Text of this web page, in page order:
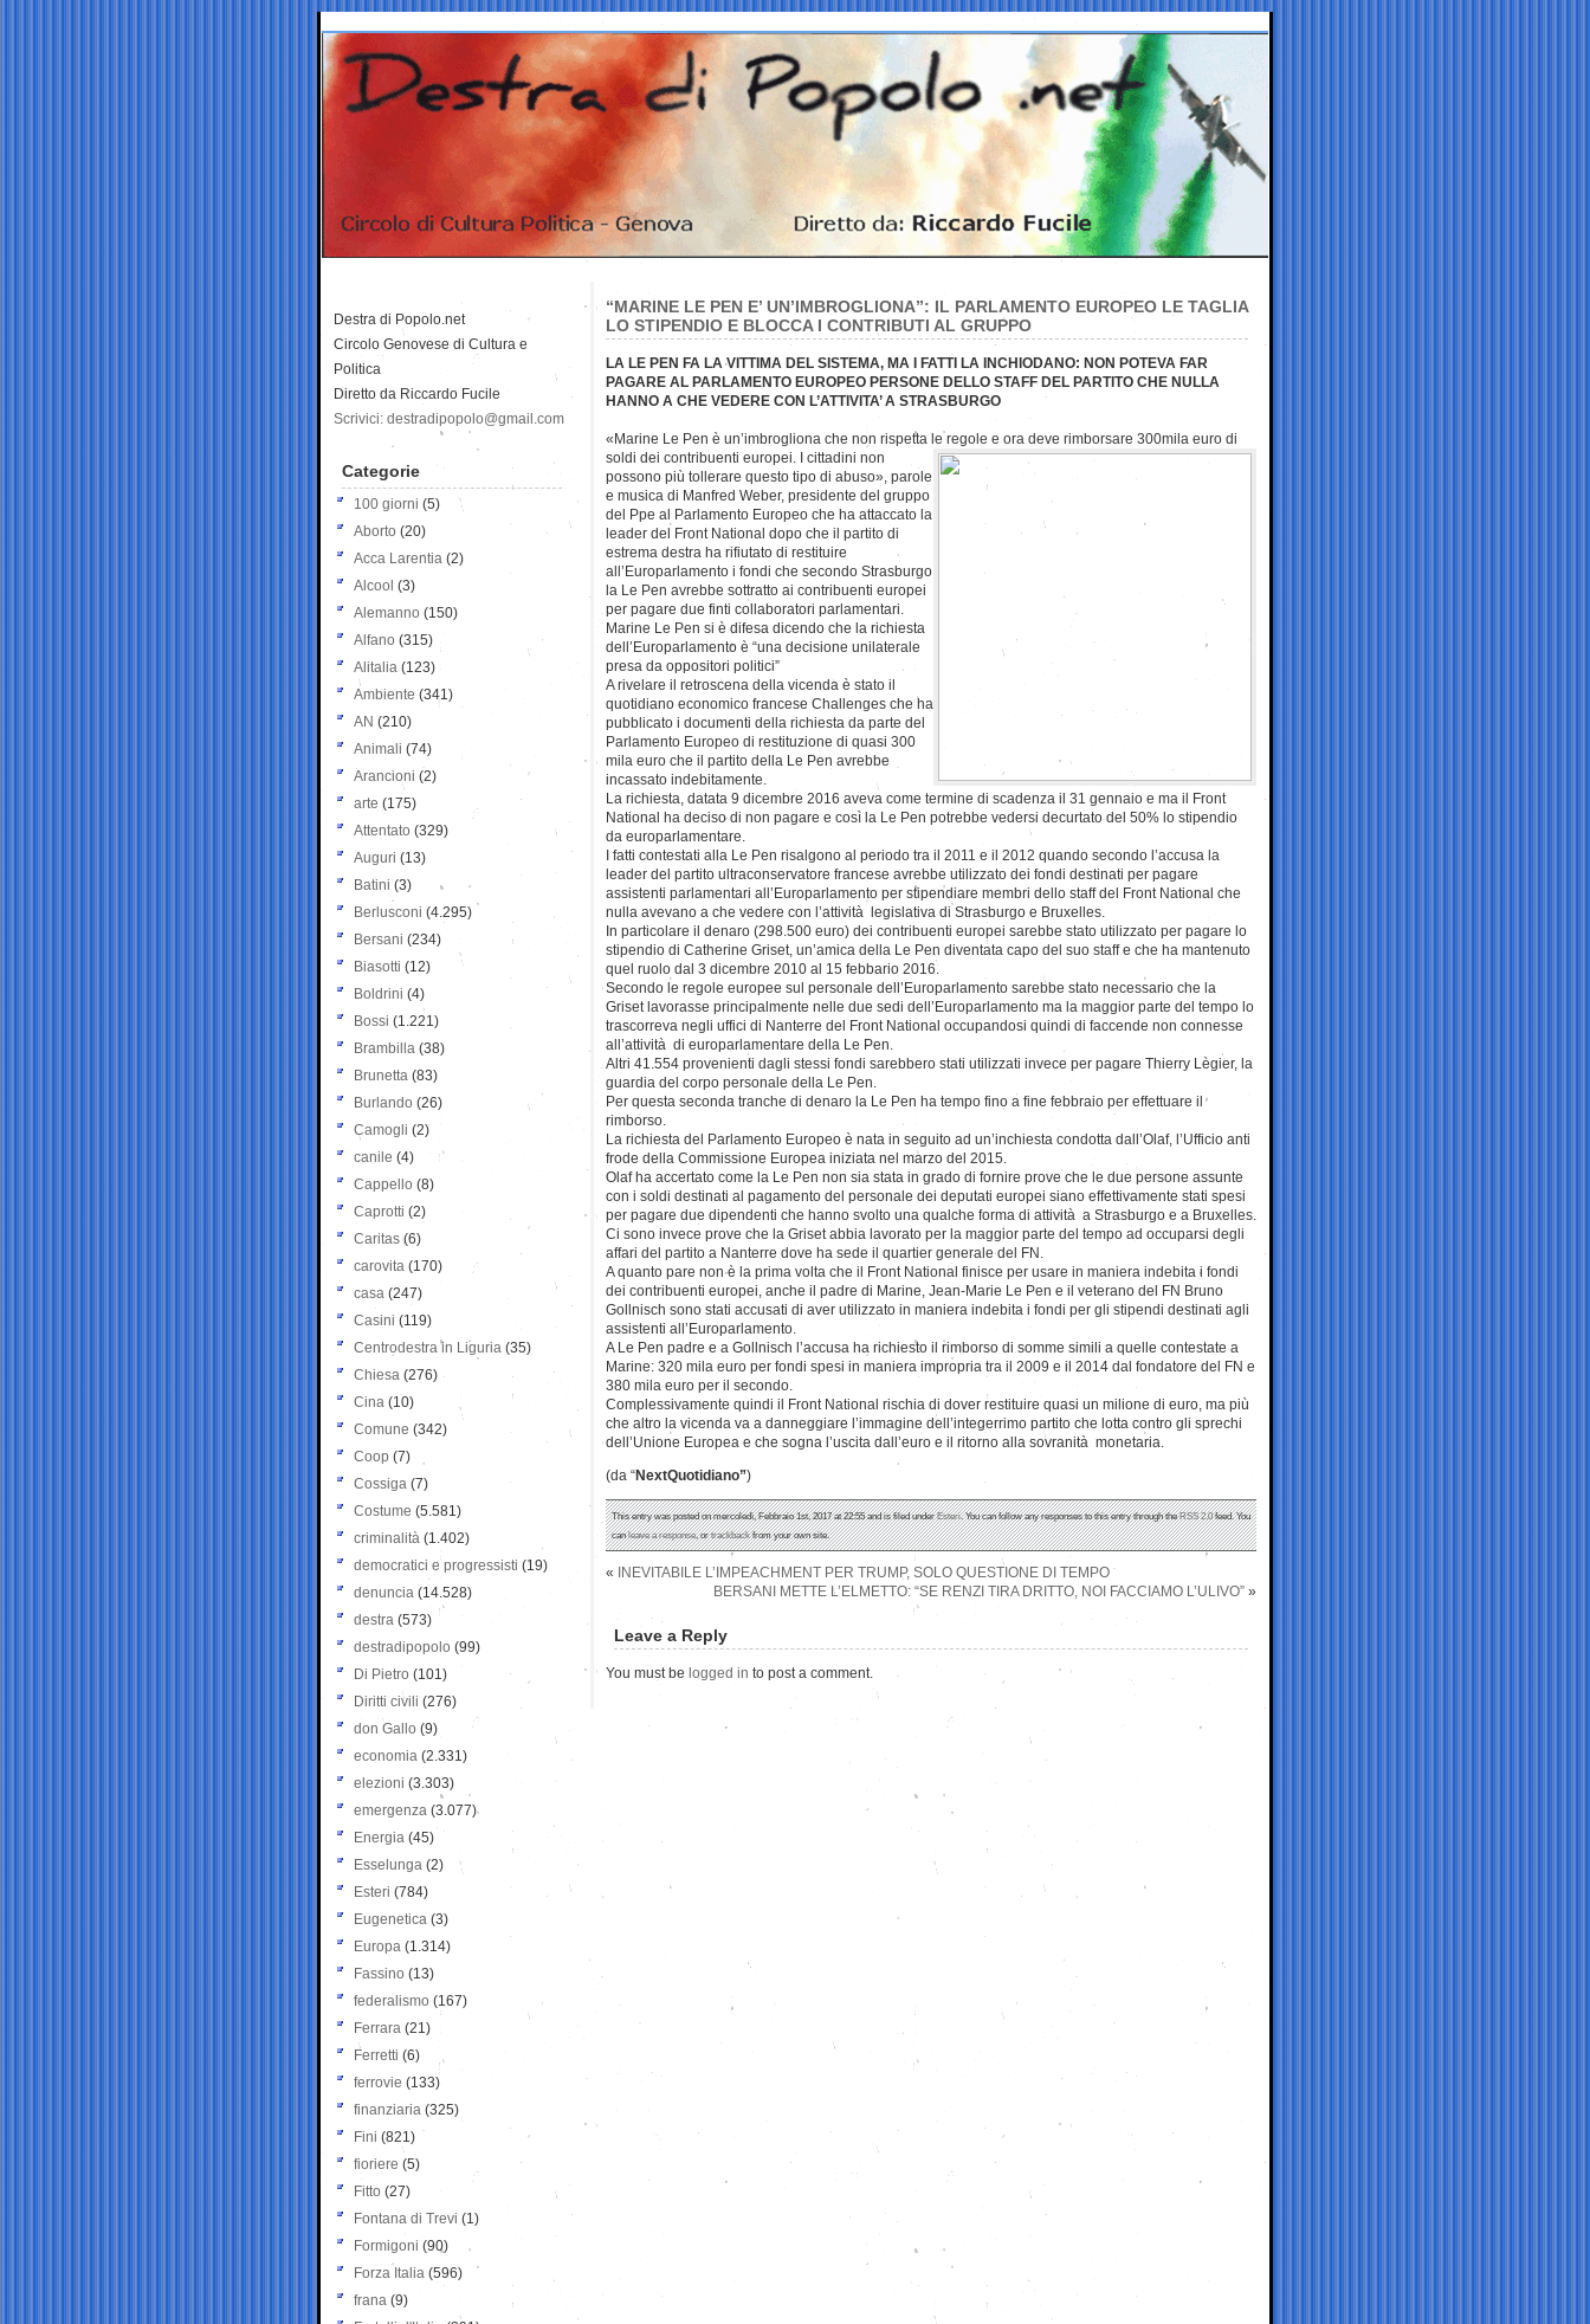
“MARINE LE PEN E’ UN’IMBROGLIONA”: IL PARLAMENTO EUROPEO LE TAGLIA
LO STIPENDIO E BLOCCA I CONTRIBUTI AL GRUPPO
LA LE PEN FA LA VITTIMA DEL SISTEMA, MA I FATTI LA INCHIODANO: NON POTEVA FAR
PAGARE AL PARLAMENTO EUROPEO PERSONE DELLO STAFF DEL PARTITO CHE NULLA
HANNO A CHE VEDERE CON L’ATTIVITA’ A STRASBURGO
«Marine Le Pen è un’imbrogliona che non rispetta le regole e ora deve rimborsare 300mila euro di
soldi dei contribuenti europei. I cittadini non
possono più tollerare questo tipo di abuso», parole
e musica di Manfred Weber, presidente del gruppo
del Ppe al Parlamento Europeo che ha attaccato la
leader del Front National dopo che il partito di
estrema destra ha rifiutato di restituire
all’Europarlamento i fondi che secondo Strasburgo
la Le Pen avrebbe sottratto ai contribuenti europei
per pagare due finti collaboratori parlamentari.
Marine Le Pen si è difesa dicendo che la richiesta
dell’Europarlamento è “una decisione unilaterale
presa da oppositori politici”
A rivelare il retroscena della vicenda è stato il
quotidiano economico francese Challenges che ha
pubblicato i documenti della richiesta da parte del
Parlamento Europeo di restituzione di quasi 300
mila euro che il partito della Le Pen avrebbe
incassato indebitamente.
La richiesta, datata 9 dicembre 2016 aveva come termine di scadenza il 31 gennaio e ma il Front
National ha deciso di non pagare e così la Le Pen potrebbe vedersi decurtato del 50% lo stipendio
da europarlamentare.
I fatti contestati alla Le Pen risalgono al periodo tra il 2011 e il 2012 quando secondo l’accusa la
leader del partito ultraconservatore francese avrebbe utilizzato dei fondi destinati per pagare
assistenti parlamentari all’Europarlamento per stipendiare membri dello staff del Front National che
nulla avevano a che vedere con l’attività legislativa di Strasburgo e Bruxelles.
In particolare il denaro (298.500 euro) dei contribuenti europei sarebbe stato utilizzato per pagare lo
stipendio di Catherine Griset, un’amica della Le Pen diventata capo del suo staff e che ha mantenuto
quel ruolo dal 3 dicembre 2010 al 15 febbario 2016.
Secondo le regole europee sul personale dell’Europarlamento sarebbe stato necessario che la
Griset lavorasse principalmente nelle due sedi dell’Europarlamento ma la maggior parte del tempo lo
trascorreva negli uffici di Nanterre del Front National occupandosi quindi di faccende non connesse
all’attività di europarlamentare della Le Pen.
Altri 41.554 provenienti dagli stessi fondi sarebbero stati utilizzati invece per pagare Thierry Lègier, la
guardia del corpo personale della Le Pen.
Per questa seconda tranche di denaro la Le Pen ha tempo fino a fine febbraio per effettuare il
rimborso.
La richiesta del Parlamento Europeo è nata in seguito ad un’inchiesta condotta dall’Olaf, l’Ufficio anti
frode della Commissione Europea iniziata nel marzo del 2015.
Olaf ha accertato come la Le Pen non sia stata in grado di fornire prove che le due persone assunte
con i soldi destinati al pagamento del personale dei deputati europei siano effettivamente stati spesi
per pagare due dipendenti che hanno svolto una qualche forma di attività a Strasburgo e a Bruxelles.
Ci sono invece prove che la Griset abbia lavorato per la maggior parte del tempo ad occuparsi degli
affari del partito a Nanterre dove ha sede il quartier generale del FN.
A quanto pare non è la prima volta che il Front National finisce per usare in maniera indebita i fondi
dei contribuenti europei, anche il padre di Marine, Jean-Marie Le Pen e il veterano del FN Bruno
Gollnisch sono stati accusati di aver utilizzato in maniera indebita i fondi per gli stipendi destinati agli
assistenti all’Europarlamento.
A Le Pen padre e a Gollnisch l’accusa ha richiesto il rimborso di somme simili a quelle contestate a
Marine: 320 mila euro per fondi spesi in maniera impropria tra il 2009 e il 2014 dal fondatore del FN e
380 mila euro per il secondo.
Complessivamente quindi il Front National rischia di dover restituire quasi un milione di euro, ma più
che altro la vicenda va a danneggiare l’immagine dell’integerrimo partito che lotta contro gli sprechi
dell’Unione Europea e che sogna l’uscita dall’euro e il ritorno alla sovranità monetaria.
(da “NextQuotidiano”)
This entry was posted on mercoledì, Febbraio 1st, 2017 at 22:55 and is filed underEsteri. You can follow any responses to this entry through theRSS 2.0feed. You
canleave a response, ortrackbackfrom your own site.
«
INEVITABILE L’IMPEACHMENT PER TRUMP, SOLO QUESTIONE DI TEMPO
BERSANI METTE L’ELMETTO: “SE RENZI TIRA DRITTO, NOI FACCIAMO L’ULIVO” »
Leave a Reply
You must be logged in to post a comment.
Destra di Popolo.net
Circolo Genovese di Cultura e
Politica
Diretto da Riccardo Fucile
Scrivici: destradipopolo@gmail.com
Categorie
100 giorni (5)
Aborto (20)
Acca Larentia (2)
Alcool (3)
Alemanno (150)
Alfano (315)
Alitalia (123)
Ambiente (341)
AN (210)
Animali (74)
Arancioni (2)
arte (175)
Attentato (329)
Auguri (13)
Batini (3)
Berlusconi (4.295)
Bersani (234)
Biasotti (12)
Boldrini (4)
Bossi (1.221)
Brambilla (38)
Brunetta (83)
Burlando (26)
Camogli (2)
canile (4)
Cappello (8)
Caprotti (2)
Caritas (6)
carovita (170)
casa (247)
Casini (119)
Centrodestra in Liguria (35)
Chiesa (276)
Cina (10)
Comune (342)
Coop (7)
Cossiga (7)
Costume (5.581)
criminalità (1.402)
democratici e progressisti (19)
denuncia (14.528)
destra (573)
destradipopolo (99)
Di Pietro (101)
Diritti civili (276)
don Gallo (9)
economia (2.331)
elezioni (3.303)
emergenza (3.077)
Energia (45)
Esselunga (2)
Esteri (784)
Eugenetica (3)
Europa (1.314)
Fassino (13)
federalismo (167)
Ferrara (21)
Ferretti (6)
ferrovie (133)
finanziaria (325)
Fini (821)
fioriere (5)
Fitto (27)
Fontana di Trevi (1)
Formigoni (90)
Forza Italia (596)
frana (9)